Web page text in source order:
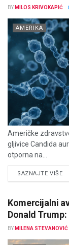
BY MILOS KRIVOKAPIĆ
AMERIKA
Američke
gljivice Candida
otporna na...
SAZNAJTE VIŠE
Komercijalni
Donald
BY MILENA STEVANOVIĆ